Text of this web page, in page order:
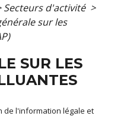
Secteurs d'activité >
sur les
SUR LES
de l'information légale et